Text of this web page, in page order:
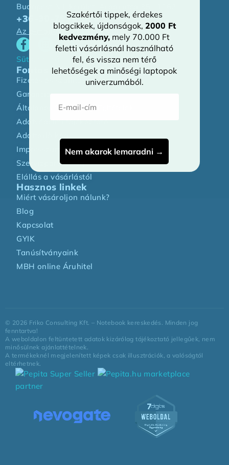
Budapest, VI. kerület, Aradi utca 35., 1062
+36-30-7939-000
Az e-mail-címért kattintson »
Sütibeállítás
Fontos információk
Fizetés és szállítás
Garancia
Általános Szerződési Feltételek
Adatvédelmi tájékoztató
Adattörlő kód
Impresszum
Szervizpartnerség
Elállás a vásárlástól
Hasznos linkek
Miért vásároljon nálunk?
Blog
Kapcsolat
GYIK
Tanúsítványaink
MBH online Áruhitel
© 2026 Friko Consulting Kft. – Notebook kereskedés. Minden jog
fenntartva!
A weboldalon feltüntetett adatok kizárólag tájékoztató jellegűek, nem
minősülnek ajánlattételnek.
A termékeknél megjelenített képek csak illusztrációk, a valóságtól
eltérhetnek.
marketplace
partner
Szakértői tippek, érdekes
blogcikkek, újdonságok, 2000 Ft
kedvezmény, mely 70.000 Ft
feletti vásárlásnál használható
fel, és vissza nem térő
lehetőségek a minőségi laptopok
univerzumából.
Nem akarok lemaradni →